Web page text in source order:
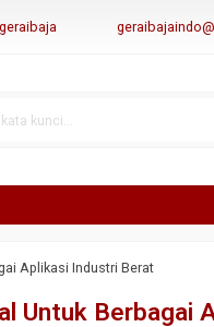
geraibaja
Aplikasi Industri Berat
Untuk Berbagai